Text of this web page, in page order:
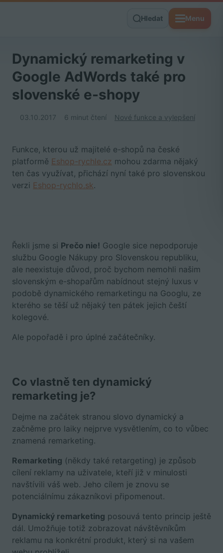
Hledat Menu
Dynamický remarketing v
Google AdWords také pro
slovenské e-shopy
03.10.2017 6 minut čtení Nové funkce a vylepšení
Funkce, kterou už majitelé e-shopů na české
platformě Eshop-rychle.cz mohou zdarma nějaký
ten čas využívat, přichází nyní také pro slovenskou
verzi Eshop-rychlo.sk.
Řekli jsme si Prečo nie! Google sice nepodporuje
službu Google Nákupy pro Slovenskou republiku,
ale neexistuje důvod, proč bychom nemohli našim
slovenským e-shopařům nabídnout stejný luxus v
podobě dynamického remarketingu na Googlu, ze
kterého se těší už nějaký ten pátek jejich čeští
kolegové.
Ale popořadě i pro úplné začátečníky.
Co vlastně ten dynamický
remarketing je?
Dejme na začátek stranou slovo dynamický a
začněme pro laiky nejprve vysvětlením, co to vůbec
znamená remarketing.
Remarketing (někdy také retargeting) je způsob
cílení reklamy na uživatele, kteří již v minulosti
navštívili váš web. Jeho cílem je znovu se
potenciálnímu zákazníkovi připomenout.
Dynamický remarketing posouvá tento princip ještě
dál. Umožňuje totiž zobrazovat návštěvníkům
reklamu na konkrétní produkt, který si na vašem